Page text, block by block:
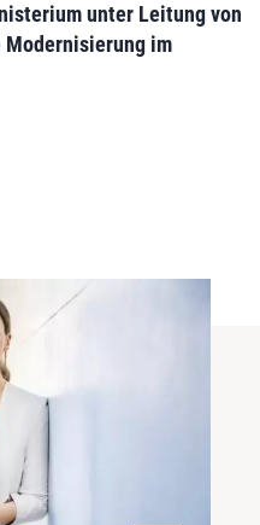
unter Leitung von
im